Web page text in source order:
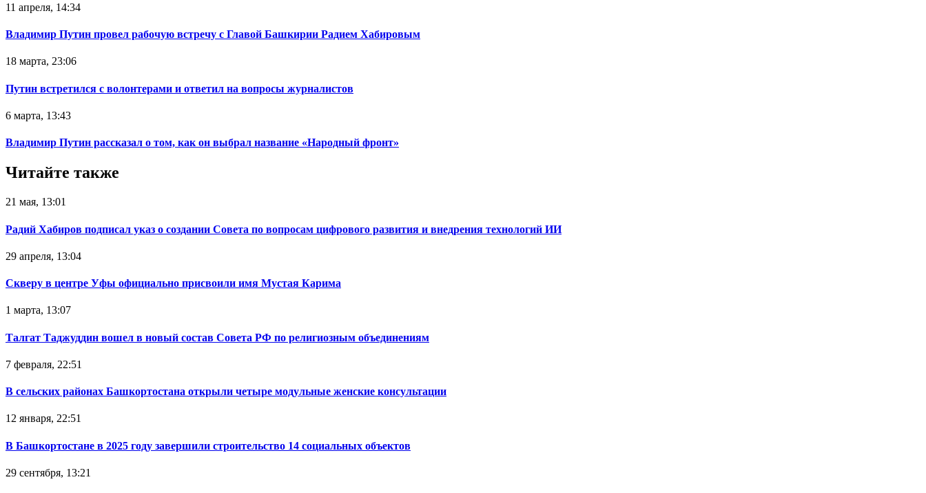
11 апреля, 14:34
Владимир Путин провел рабочую встречу с Главой Башкирии Радием Хабировым
18 марта, 23:06
Путин встретился с волонтерами и ответил на вопросы журналистов
6 марта, 13:43
Владимир Путин рассказал о том, как он выбрал название «Народный фронт»
Читайте также
21 мая, 13:01
Радий Хабиров подписал указ о создании Совета по вопросам цифрового развития и внедрения технологий ИИ
29 апреля, 13:04
Скверу в центре Уфы официально присвоили имя Мустая Карима
1 марта, 13:07
Талгат Таджуддин вошел в новый состав Совета РФ по религиозным объединениям
7 февраля, 22:51
В сельских районах Башкортостана открыли четыре модульные женские консультации
12 января, 22:51
В Башкортостане в 2025 году завершили строительство 14 социальных объектов
29 сентября, 13:21